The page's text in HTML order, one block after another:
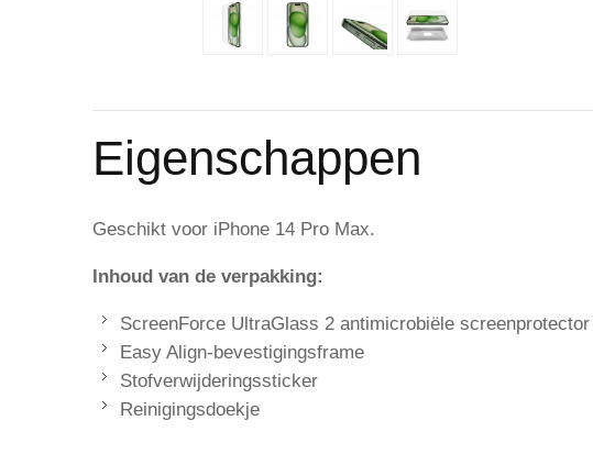
Eigenschappen
Geschikt voor iPhone 14 Pro Max.
Inhoud van de verpakking:
ScreenForce UltraGlass 2 antimicrobiële
Easy Align-bevestigingsframe
Stofverwijderingssticker
Reinigingsdoekje